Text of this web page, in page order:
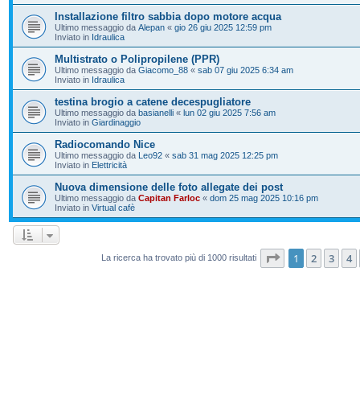
Installazione filtro sabbia dopo motore acqua
Ultimo messaggio da Alepan « gio 26 giu 2025 12:59 pm
Inviato in Idraulica
Multistrato o Polipropilene (PPR)
Ultimo messaggio da Giacomo_88 « sab 07 giu 2025 6:34 am
Inviato in Idraulica
testina brogio a catene decespugliatore
Ultimo messaggio da basianelli « lun 02 giu 2025 7:56 am
Inviato in Giardinaggio
Radiocomando Nice
Ultimo messaggio da Leo92 « sab 31 mag 2025 12:25 pm
Inviato in Elettricità
Nuova dimensione delle foto allegate dei post
Ultimo messaggio da Capitan Farloc « dom 25 mag 2025 10:16 pm
Inviato in Virtual cafè
La ricerca ha trovato più di 1000 risultati Pagina di 20
1 2 3 4